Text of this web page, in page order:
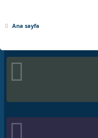
Ana sayfa